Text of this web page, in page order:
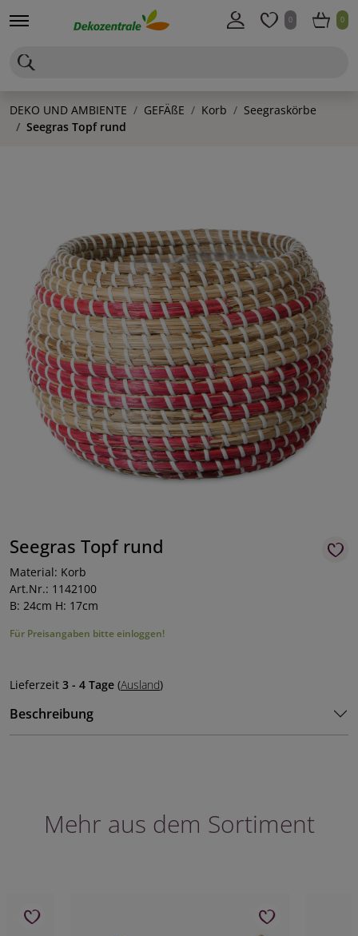
0 0
DEKO UND AMBIENTE GEFÄßE Korb
Seegraskörbe
Seegras Topf rund
Seegras Topf rund
Material: Korb
Art.Nr.: 1142100
B: 24cm H: 17cm
Für Preisangaben bitte einloggen!
Lieferzeit 3 - 4 Tage (Ausland)
Beschreibung
Mehr aus dem Sortiment